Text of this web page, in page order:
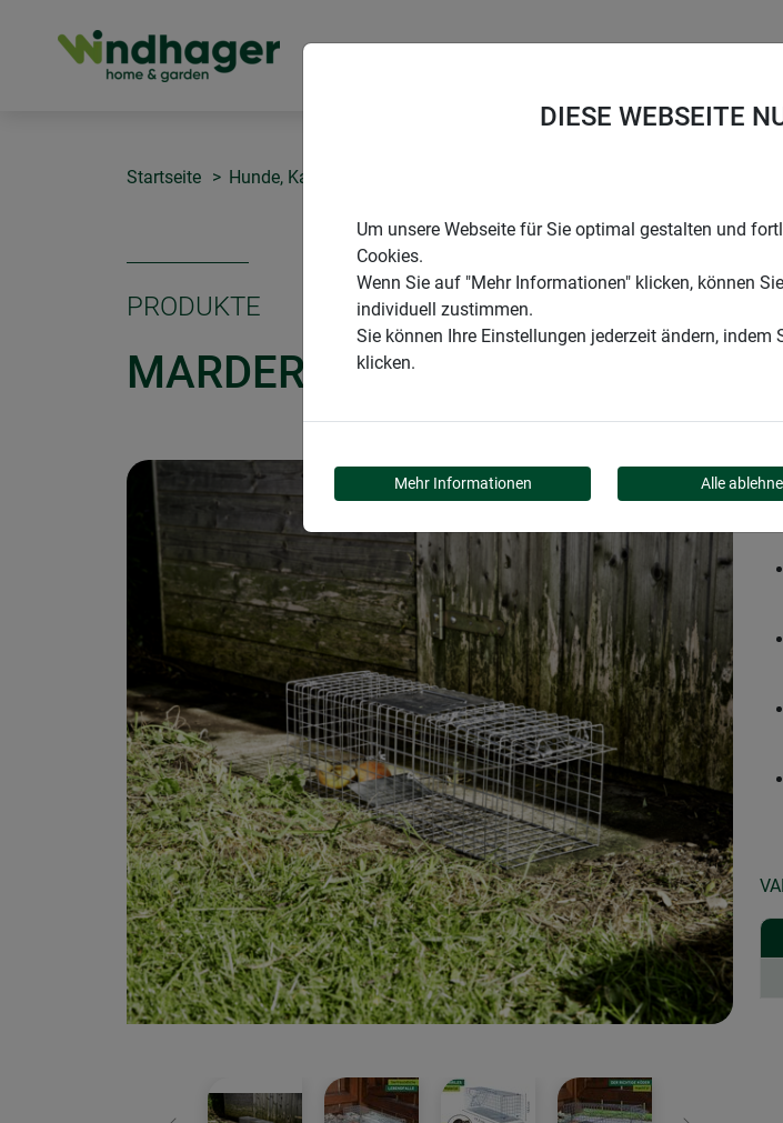
Startseite Hunde, Katzen & Marder
PRODUKTE
MARDERFALLE DRAHTKASTEN
DIESE WEBSEITE
Um unsere Webseite für Sie optimal gestalten und
Cookies.
Wenn Sie auf "Mehr Informationen" klicken, können
individuell zustimmen.
Sie können Ihre Einstellungen jederzeit ändern,
klicken.
Mehr Informationen Alle